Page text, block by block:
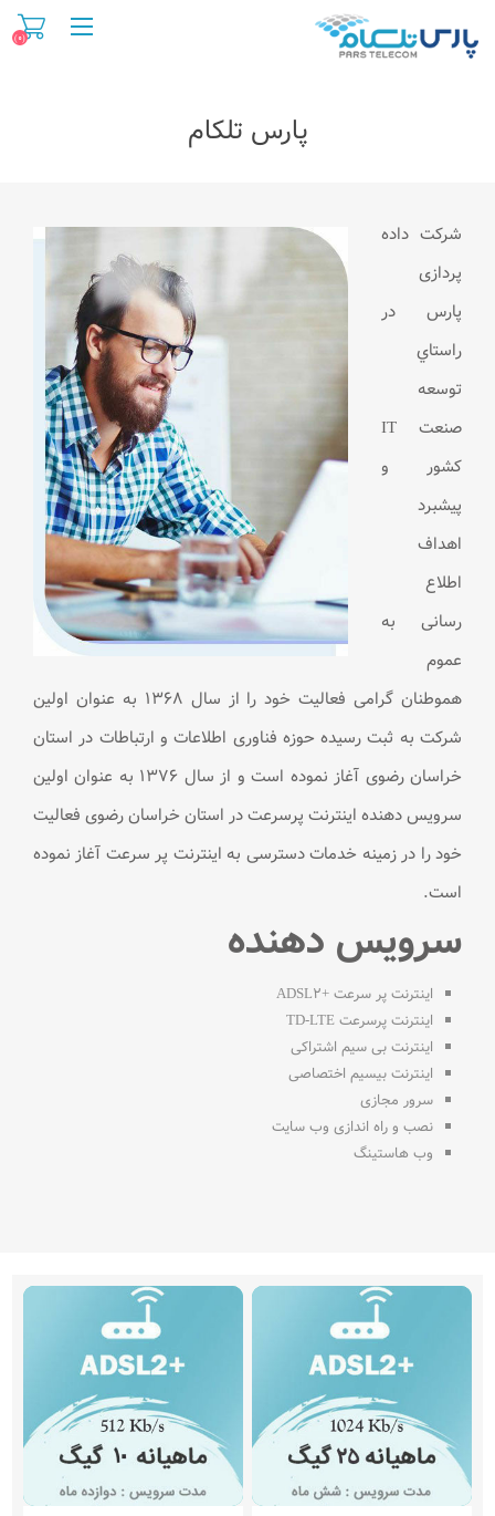
(0)
پارس تلکام
شرکت داده
پردازی
پارس در
راستاي
توسعه
صنعت IT
كشور و
پیشبرد
اهداف
اطلاع
رسانی به
عموم
هموطنان گرامی فعاليت خود را از سال ۱۳۶۸ به عنوان اولین
شرکت به ثبت رسیده حوزه فناوری اطلاعات و ارتباطات در استان
خراسان رضوی آغاز نموده است و از سال ۱۳۷۶ به عنوان اولین
سرویس دهنده اینترنت پرسرعت در استان خراسان رضوی فعالیت
خود را در زمینه خدمات دسترسی به اینترنت پر سرعت آغاز نموده
است.
سرویس دهنده
اینترنت پر سرعت +ADSL2
اینترنت پرسرعت TD-LTE
اینترنت بی سیم اشتراکی
اینترنت بیسیم اختصاصی
سرور مجازی
نصب و راه اندازی وب سایت
وب هاستینگ